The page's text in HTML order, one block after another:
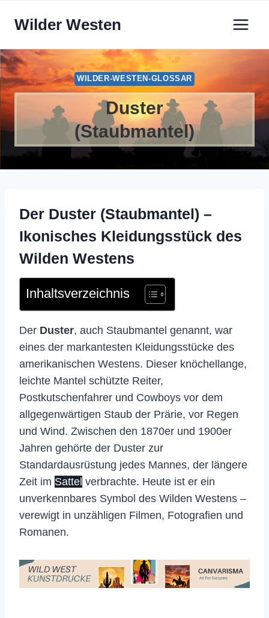
InhaltWilder Westen
WILDER-WESTEN-GLOSSAR
Duster
(Staubmantel)
Der Duster (Staubmantel) –
Ikonisches Kleidungsstück des
Wilden Westens
Inhaltsverzeichnis
Der Duster, auch Staubmantel genannt, war
eines der markantesten Kleidungsstücke des
amerikanischen Westens. Dieser knöchellange,
leichte Mantel schützte Reiter,
Postkutschenfahrer und Cowboys vor dem
allgegenwärtigen Staub der Prärie, vor Regen
und Wind. Zwischen den 1870er und 1900er
Jahren gehörte der Duster zur
Standardausrüstung jedes Mannes, der längere
Zeit im Sattel verbrachte. Heute ist er ein
unverkennbares Symbol des Wilden Westens –
verewigt in unzähligen Filmen, Fotografien und
Romanen.